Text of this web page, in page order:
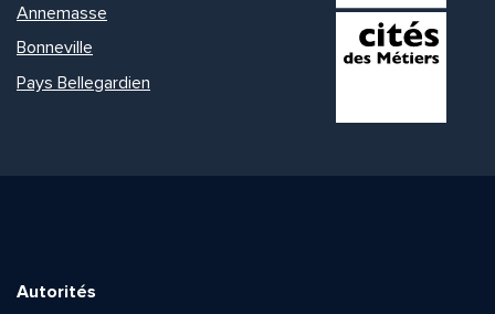
Annemasse
Bonneville
Pays Bellegardien
Autorités